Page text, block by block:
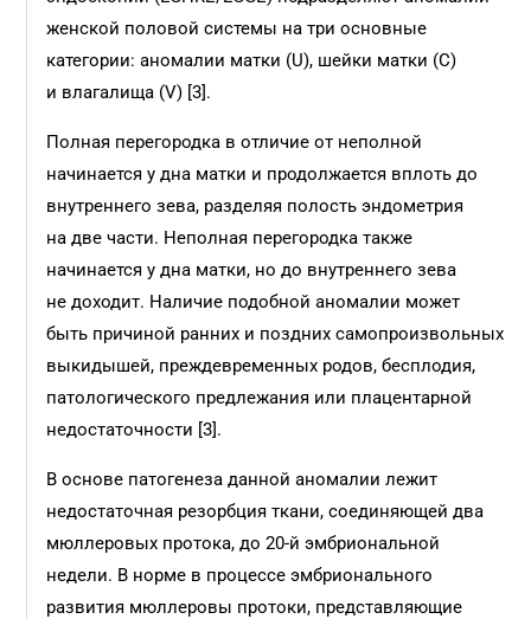
женской половой системы на три основные
категории: аномалии матки (U), шейки матки (C)
и влагалища (V) [3].
Полная перегородка в отличие от неполной
начинается у дна матки и продолжается вплоть до
внутреннего зева, разделяя полость эндометрия
на две части. Неполная перегородка также
начинается у дна матки, но до внутреннего зева
не доходит. Наличие подобной аномалии может
быть причиной ранних и поздних самопроизвольных
выкидышей, преждевременных родов, бесплодия,
патологического предлежания или плацентарной
недостаточности [3].
В основе патогенеза данной аномалии лежит
недостаточная резорбция ткани, соединяющей два
мюллеровых протока, до 20-й эмбриональной
недели. В норме в процессе эмбрионального
развития мюллеровы протоки, представляющие